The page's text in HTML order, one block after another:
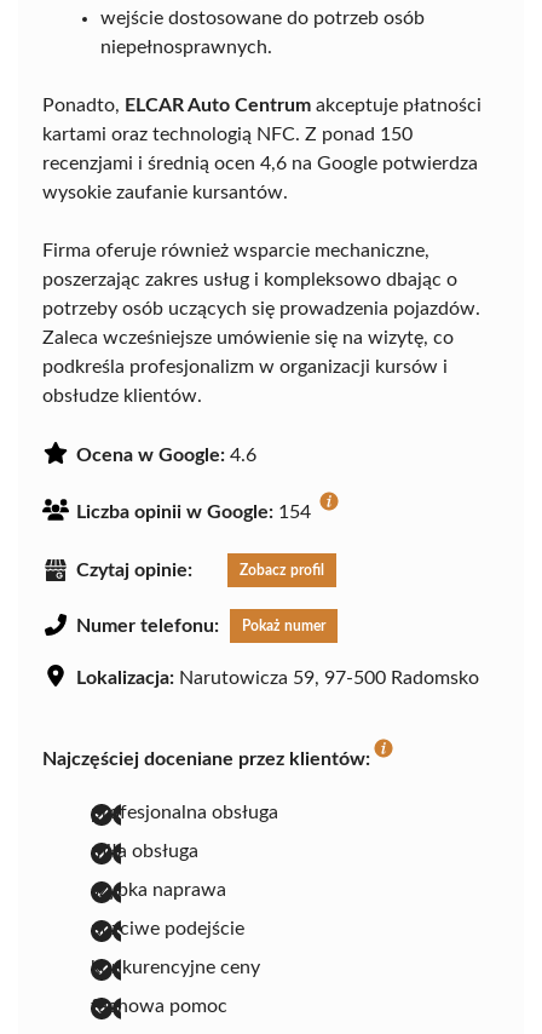
wejście dostosowane do potrzeb osób
niepełnosprawnych.
Ponadto, ELCAR Auto Centrum akceptuje płatności
kartami oraz technologią NFC. Z ponad 150
recenzjami i średnią ocen 4,6 na Google potwierdza
wysokie zaufanie kursantów.
Firma oferuje również wsparcie mechaniczne,
poszerzając zakres usług i kompleksowo dbając o
potrzeby osób uczących się prowadzenia pojazdów.
Zaleca wcześniejsze umówienie się na wizytę, co
podkreśla profesjonalizm w organizacji kursów i
obsłudze klientów.
Ocena w Google: 4.6
Liczba opinii w Google: 154
Czytaj opinie: Zobacz profil
Numer telefonu: Pokaż numer
Lokalizacja: Narutowicza 59, 97-500 Radomsko
Najczęściej doceniane przez klientów:
profesjonalna obsługa
miła obsługa
szybka naprawa
uczciwe podejście
konkurencyjne ceny
fachowa pomoc